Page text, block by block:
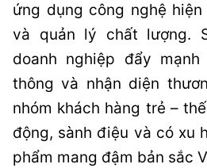
ứng dụng công nghệ
và quản lý chất lượng.
doanh nghiệp đẩy
thông và nhận diện
nhóm khách hàng trẻ –
động, sành điệu và có xu
phẩm mang đậm bản sắc